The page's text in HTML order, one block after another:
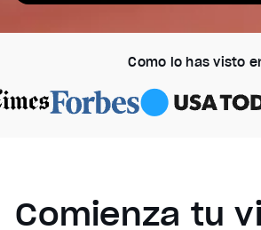
Video Player is loading.
Como lo has visto
Comienza tu